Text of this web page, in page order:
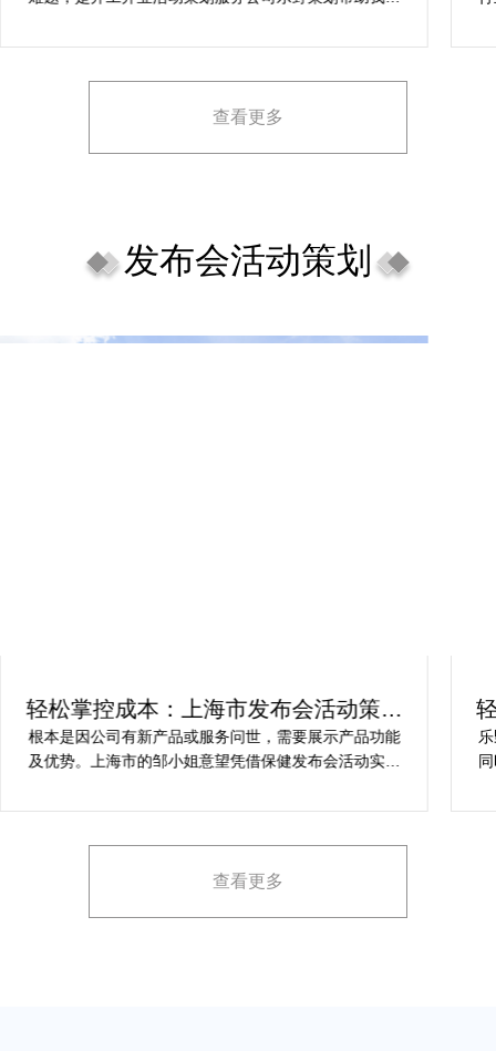
场开工开业活动策划堪称完美，下次有计划还会选择乐
查看更多
发布会活动策划
轻松掌控成本：上海市发布会活动策划
方案指南
根本是因公司有新产品或服务问世，需要展示产品功能
及优势。上海市的邹小姐意望凭借保健发布会活动实现
占有率。在策划时间里却遇到这些难题缺乏专业的产品
展示方案，以最大化媒体报道和消费者关注。
查看更多